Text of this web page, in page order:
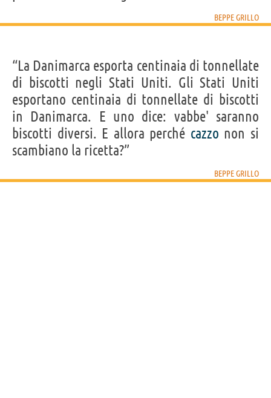
Professione comico,attore,attivista
Alta Voracità Tutto quello che
non...
Acquista libri e film di Beppe Grillo su
BEPPE GRILLO
“La Danimarca esporta centinaia di tonnellate
di biscotti negli Stati Uniti. Gli Stati Uniti
esportano centinaia di tonnellate di biscotti
in Danimarca. E uno dice: vabbe' saranno
biscotti diversi. E allora perché cazzo non si
scambiano la ricetta?”
BEPPE GRILLO